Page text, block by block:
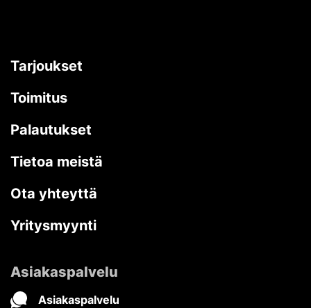
Tarjoukset
Toimitus
Palautukset
Tietoa meistä
Ota yhteyttä
Yritysmyynti
Asiakaspalvelu
Asiakaspalvelu